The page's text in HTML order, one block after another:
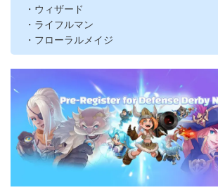
・ウィザード
・ライフルマン
・フローラルメイジ